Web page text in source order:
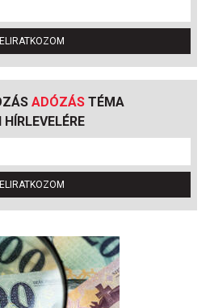
ADÓZÁSTÉMA
HÍRLEVELÉRE